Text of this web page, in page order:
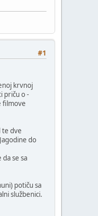
#1
krvnoj
priču o -
filmove
te dve
do
se sa
potiču sa
službenici.